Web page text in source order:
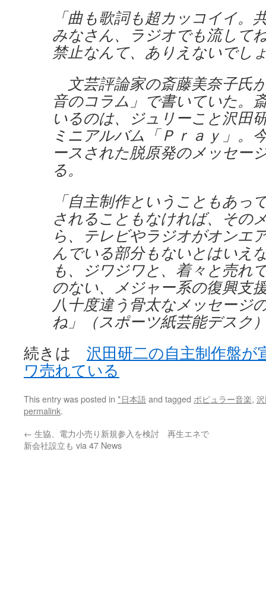
「曲も歌詞も超カッコイイ。
みなさん、ラジオでも流して
禁止なんて、ありえないでし
文芸評論家の斎藤美奈子氏
音のコラム」で書いていた。
いるのは、ジュリーこと沢田
ミニアルバム「Ｐｒａｙ」。
ースされた脱原発のメッセー
る。
「自主制作ということもあっ
されることもなければ、その
ら、テレビやラジオがオンエ
んでいる部分もないとはいえ
も、ジワジワと、着々と売れ
のない、メジャー系の復興支
八十度違う骨太なメッセージ
ね」（スポーツ紙芸能デスク
続きは 沢田研二の自主制作盤
ワ売れている
This entry was posted in *日本語and tagged ポピュラー音楽,
permalink.
← 生協、電力小売り新規参入を検討 再生エネで
新会社設立も via 47 News